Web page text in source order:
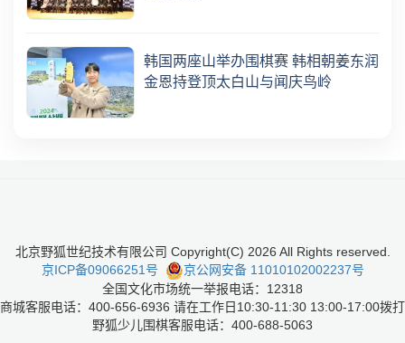
韩国两座山举办围棋赛 韩相朝姜东润
金恩持登顶太白山与闻庆鸟岭
北京野狐世纪技术有限公司 Copyright(C) 2026 All Rights reserved.
京ICP备09066251号
京公网安备 11010102002237号
全国文化市场统一举报电话：12318
商城客服电话：400-656-6936 请在工作日10:30-11:30 13:00-17:00拨打
野狐少儿围棋客服电话：400-688-5063